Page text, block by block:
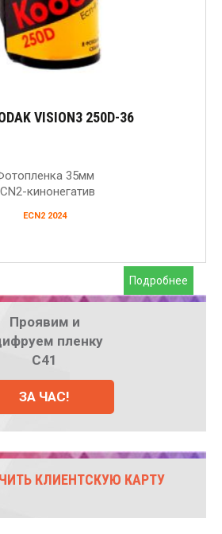
VISION3 250D-36
35мм
кинонегатив
ECN2 2024
Подробнее
Проявим и
пленку
С41
ЗА ЧАС!
КЛИЕНТСКУЮ КАРТУ